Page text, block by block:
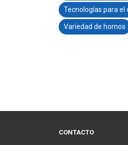
Tecnologías para el
Variedad de hornos
CONTACTO